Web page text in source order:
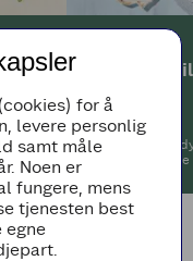
hos
å
Det beste
Sesongens
har vi samlet
for å
levere personlig
samt måle
Noen er
fungere, mens
tjenesten best
egne